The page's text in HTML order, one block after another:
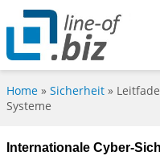
Home » Sicherheit »
Systeme
Internationale Cyber-